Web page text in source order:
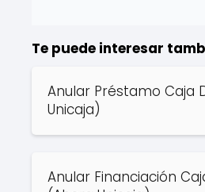
Te puede interesar
Anular Préstamo Caja
Unicaja)
Anular Financiación